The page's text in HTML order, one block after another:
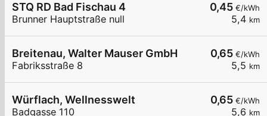
0,45 €/kWh
5,4 km
STQ RD Bad Fischau 4
Brunner Hauptstraße null
0,65 €/kWh
5,5 km
Breitenau, Walter Mauser GmbH
Fabriksstraße 8
0,65 €/kWh
5,6 km
Würflach, Wellnesswelt
Badgasse 110